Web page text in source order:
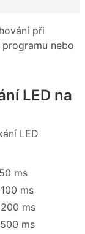
při
nebo
LED na
LED
ms
ms
ms
ms